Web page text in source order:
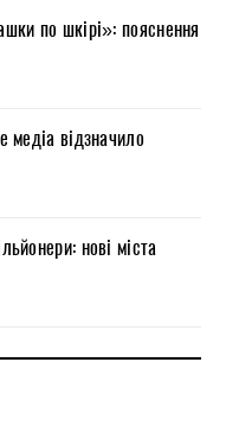
по шкірі»: пояснення
медіа відзначило
нові міста